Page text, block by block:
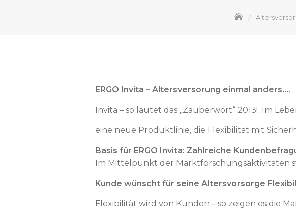
ERGO Invita – Altersversorung einmal anders….
Invita – so lautet das „Zauberwort“ 2013! Im
eine neue Produktlinie, die Flexibilität mit
Basis für ERGO Invita: Zahlreiche
Im Mittelpunkt der Marktforschungsaktivitäten
Kunde wünscht für seine Altersvorsorge
Flexibilität wird von Kunden – so zeigen es die